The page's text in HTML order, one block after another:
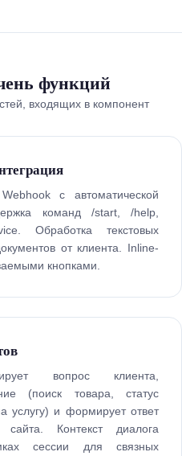
функций
входящих в компонент
с автоматической
команд /start, /help,
Обработка текстовых
от клиента. Inline-
кнопками.
вопрос клиента,
(поиск товара, статус
услугу) и формирует ответ
Контекст диалога
сессии для связных